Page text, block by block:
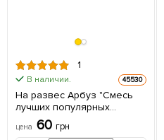
1
В наличии. 45530
На развес Арбуз "Смесь
лучших популярных
сортов" ТМ "Весна" цена за
5г
цена 60 грн